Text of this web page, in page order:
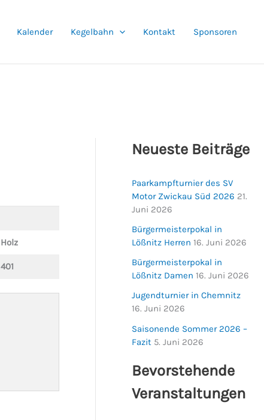
Kalender Kegelbahn Kontakt Sponsoren
Holz
401
Neueste Beiträge
Paarkampfturnier des SV
Motor Zwickau Süd 2026 21.
Juni 2026
Bürgermeisterpokal in
Lößnitz Herren 16. Juni 2026
Bürgermeisterpokal in
Lößnitz Damen 16. Juni 2026
Jugendturnier in Chemnitz
16. Juni 2026
Saisonende Sommer 2026 –
Fazit 5. Juni 2026
Bevorstehende
Veranstaltungen